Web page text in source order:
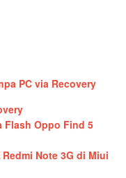
PC via Recovery
Flash Oppo Find 5
Note 3G di Miui